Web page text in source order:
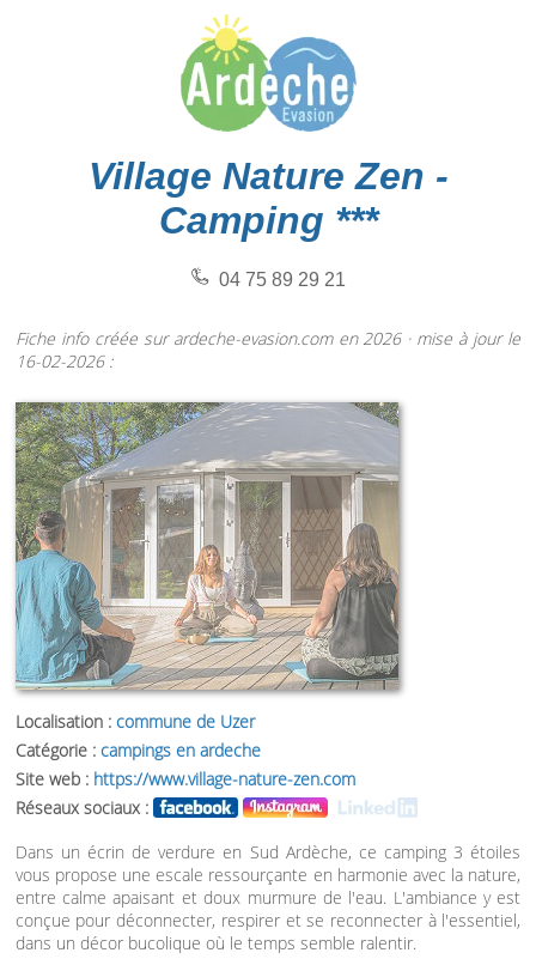
Village Nature Zen -
Camping ***
04 75 89 29 21
Fiche info créée sur ardeche-evasion.com en 2026 · mise à jour le
16-02-2026 :
Localisation : commune de Uzer
Catégorie : campings en ardeche
Site web : https://www.village-nature-zen.com
Réseaux sociaux :
Dans un écrin de verdure en Sud Ardèche, ce camping 3 étoiles
vous propose une escale ressourçante en harmonie avec la nature,
entre calme apaisant et doux murmure de l'eau. L'ambiance y est
conçue pour déconnecter, respirer et se reconnecter à l'essentiel,
dans un décor bucolique où le temps semble ralentir.